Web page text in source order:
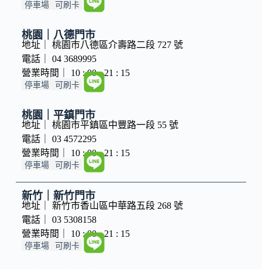
停車場 可刷卡
桃園｜八德門市
地址｜ 桃園市八德區介壽路二段 727 號
電話｜ 04 3689995
營業時間｜ 10 : 00 - 21 : 15
停車場 可刷卡
桃園｜平鎮門市
地址｜ 桃園市平鎮區中豐路一段 55 號
電話｜ 03 4572295
營業時間｜ 10 : 00 - 21 : 15
停車場 可刷卡
新竹｜新竹門市
地址｜ 新竹市香山區中華路五段 268 號
電話｜ 03 5308158
營業時間｜ 10 : 00 - 21 : 15
停車場 可刷卡